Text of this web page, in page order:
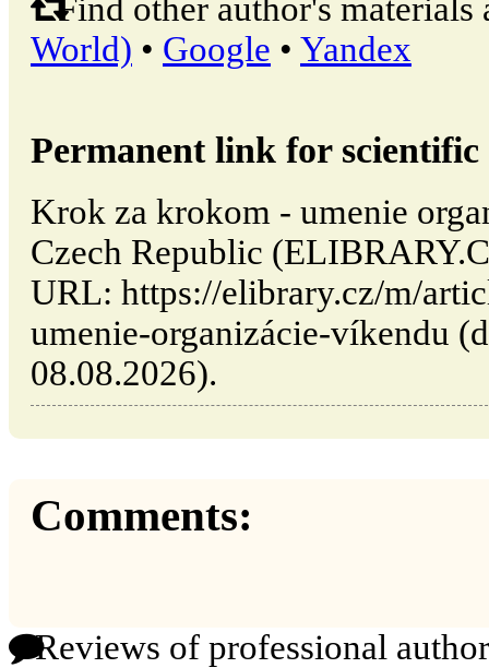
Find other author's materials
World) • Google • Yandex
Permanent link for
Krok za krokom - umenie
Czech Republic
URL: https://elibrary.cz/m/
umenie-organizácie-víkendu
08.08.2026).
Comments:
Reviews of professional